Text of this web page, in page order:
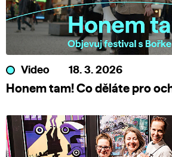
Video 18. 3. 2026
Honem tam! Co děláte pro